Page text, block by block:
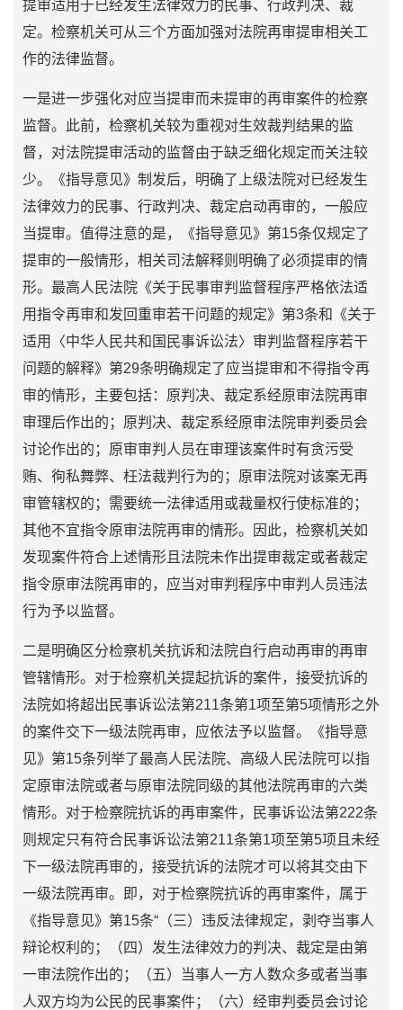
提审适用于已经发生法律效力的民事、行政判决、裁
定。检察机关可从三个方面加强对法院再审提审相关工
作的法律监督。
一是进一步强化对应当提审而未提审的再审案件的检察
监督。此前，检察机关较为重视对生效裁判结果的监
督，对法院提审活动的监督由于缺乏细化规定而关注较
少。《指导意见》制发后，明确了上级法院对已经发生
法律效力的民事、行政判决、裁定启动再审的，一般应
当提审。值得注意的是，《指导意见》第15条仅规定了
提审的一般情形，相关司法解释则明确了必须提审的情
形。最高人民法院《关于民事审判监督程序严格依法适
用指令再审和发回重审若干问题的规定》第3条和《关于
适用〈中华人民共和国民事诉讼法〉审判监督程序若干
问题的解释》第29条明确规定了应当提审和不得指令再
审的情形，主要包括：原判决、裁定系经原审法院再审
审理后作出的；原判决、裁定系经原审法院审判委员会
讨论作出的；原审审判人员在审理该案件时有贪污受
贿、徇私舞弊、枉法裁判行为的；原审法院对该案无再
审管辖权的；需要统一法律适用或裁量权行使标准的；
其他不宜指令原审法院再审的情形。因此，检察机关如
发现案件符合上述情形且法院未作出提审裁定或者裁定
指令原审法院再审的，应当对审判程序中审判人员违法
行为予以监督。
二是明确区分检察机关抗诉和法院自行启动再审的再审
管辖情形。对于检察机关提起抗诉的案件，接受抗诉的
法院如将超出民事诉讼法第211条第1项至第5项情形之外
的案件交下一级法院再审，应依法予以监督。《指导意
见》第15条列举了最高人民法院、高级人民法院可以指
定原审法院或者与原审法院同级的其他法院再审的六类
情形。对于检察院抗诉的再审案件，民事诉讼法第222条
则规定只有符合民事诉讼法第211条第1项至第5项且未经
下一级法院再审的，接受抗诉的法院才可以将其交由下
一级法院再审。即，对于检察院抗诉的再审案件，属于
《指导意见》第15条“（三）违反法律规定，剥夺当事人
辩论权利的；（四）发生法律效力的判决、裁定是由第
一审法院作出的；（五）当事人一方人数众多或者当事
人双方均为公民的民事案件；（六）经审判委员会讨论